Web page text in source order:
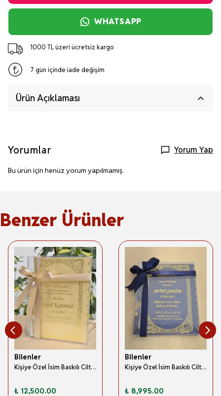
WHATSAPP
1000 TL üzeri ücretsiz kargo
7 gün içinde iade değişim
Ürün Açıklaması
Yorumlar Yorum Yap
Bu ürün için henüz yorum yapılmamış.
Benzer Ürünler
Bilenler
Kişiye Özel İsim Baskılı Ciltli Yasin Kitabı 192 Sayfa Orta Boy 50 Adet -Kutulu Tesbihli Mevlit ve Hatim Hediyesi
₺ 12,500.00
Bilenler
Kişiye Özel İsim Baskılı Ciltli Yasin Kitabı Orta Boy 128 Sayfa 40 Adet- Kutulu Tesbihli
₺ 8,995.00